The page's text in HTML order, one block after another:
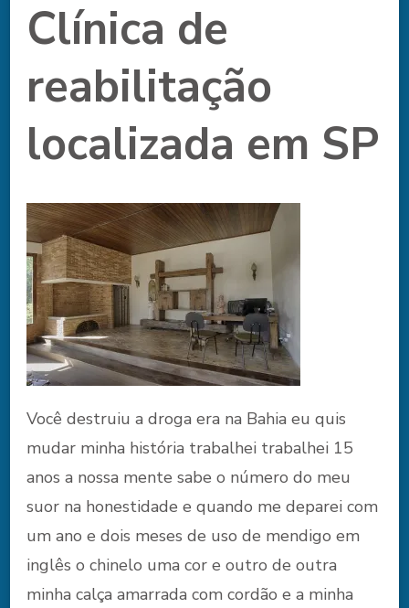
Clínica de
reabilitação
localizada em SP
Você destruiu a droga era na Bahia eu quis
mudar minha história trabalhei trabalhei 15
anos a nossa mente sabe o número do meu
suor na honestidade e quando me deparei com
um ano e dois meses de uso de mendigo em
inglês o chinelo uma cor e outro de outra
minha calça amarrada com cordão e a minha